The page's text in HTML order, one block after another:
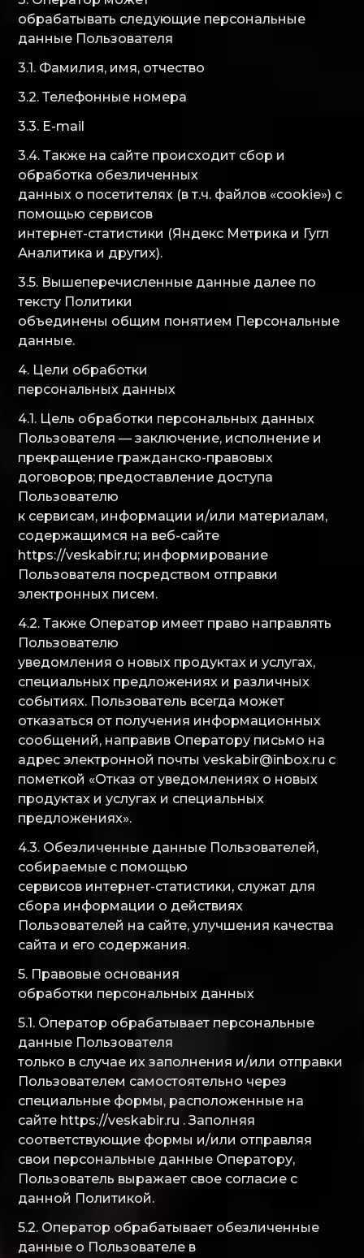
обрабатывать следующие персональные
данные Пользователя
3.1. Фамилия, имя, отчество
3.2. Телефонные номера
3.3. E-mail
3.4. Также на сайте происходит сбор и
обработка обезличенных
данных о посетителях (в т.ч. файлов «cookie») с
помощью сервисов
интернет-статистики (Яндекс Метрика и Гугл
Аналитика и других).
3.5. Вышеперечисленные данные далее по
тексту Политики
объединены общим понятием Персональные
данные.
4. Цели обработки
персональных данных
4.1. Цель обработки персональных данных
Пользователя — заключение, исполнение и
прекращение гражданско-правовых
договоров; предоставление доступа
Пользователю
к сервисам, информации и/или материалам,
содержащимся на веб-сайте
https://veskabir.ru; информирование
Пользователя посредством отправки
электронных писем.
4.2. Также Оператор имеет право направлять
Пользователю
уведомления о новых продуктах и услугах,
специальных предложениях и различных
событиях. Пользователь всегда может
отказаться от получения информационных
сообщений, направив Оператору письмо на
адрес электронной почты veskabir@inbox.ru с
пометкой «Отказ от уведомлениях о новых
продуктах и услугах и специальных
предложениях».
4.3. Обезличенные данные Пользователей,
собираемые с помощью
сервисов интернет-статистики, служат для
сбора информации о действиях
Пользователей на сайте, улучшения качества
сайта и его содержания.
5. Правовые основания
обработки персональных данных
5.1. Оператор обрабатывает персональные
данные Пользователя
только в случае их заполнения и/или отправки
Пользователем самостоятельно через
специальные формы, расположенные на
сайте https://veskabir.ru . Заполняя
соответствующие формы и/или отправляя
свои персональные данные Оператору,
Пользователь выражает свое согласие с
данной Политикой.
5.2. Оператор обрабатывает обезличенные
данные о Пользователе в